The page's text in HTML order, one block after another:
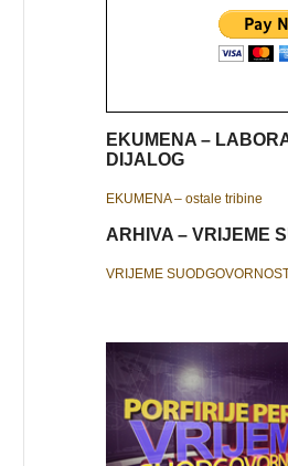
EKUMENA –
DIJALOG
EKUMENA – ostale tribine
ARHIVA – VRIJEME
VRIJEME